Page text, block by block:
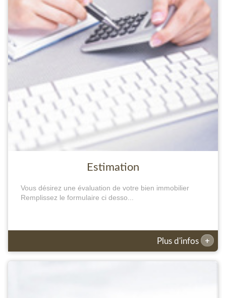
Estimation
Vous désirez une évaluation de votre bien immobilier
Remplissez le formulaire ci desso...
Plus d'infos +